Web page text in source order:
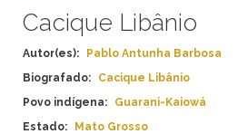
ESTADO
ALAGOAS
AMAPÁ
AMAZONAS
ETNIA
Cacique Libânio
Autor(es):
Pablo Antunha Barbosa
Biografado:
Cacique Libânio
Povo indígena:
Guarani-Kaiowá
Estado:
Mato Grosso